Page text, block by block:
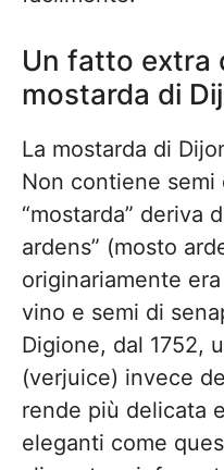
Un fatto extra
mostarda di
La mostarda di
Non contiene semi
“mostarda” deriva
ardens” (mosto
originariamente
vino e semi di
Digione, dal 1752,
(verjuice) invece
rende più delicata
eleganti come